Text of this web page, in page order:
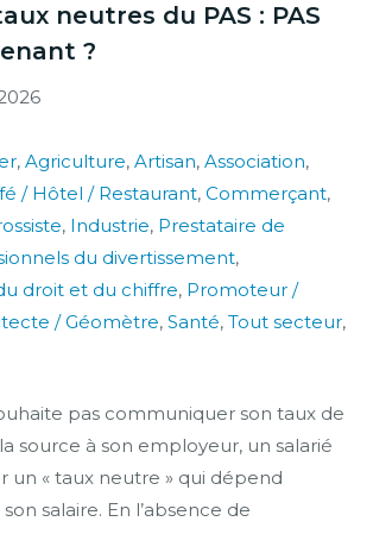
neutres du PAS : PAS
?
, Agriculture, Artisan, Association,
/ Hôtel / Restaurant, Commerçant,
, Industrie, Prestataire de
du divertissement,
droit et du chiffre, Promoteur /
/ Géomètre, Santé, Tout secteur,
pas communiquer son taux de
source à son employeur, un salarié
un « taux neutre » qui dépend
salaire. En l’absence de